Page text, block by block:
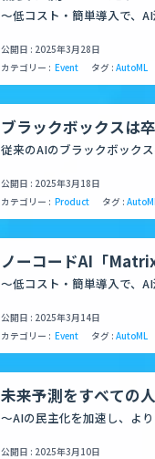
ードAI「MatrixFlow
～低コスト・簡単導入で、
公開日 : 2025年3月28日
カテゴリー : Event タグ :AutoML
ブラックボックスは
「MFTransformer」
従来のAIのブラックボック
公開日 : 2025年3月18日
カテゴリー : Product タグ :
ノーコードAI「
イトプラン」登場！
～低コスト・簡単導入で、
公開日 : 2025年3月14日
カテゴリー : Event タグ :AutoML
未来予測をすべての
「MatrixFlow」、ラ
～AIの民主化を加速し、よ
公開日 : 2025年3月10日